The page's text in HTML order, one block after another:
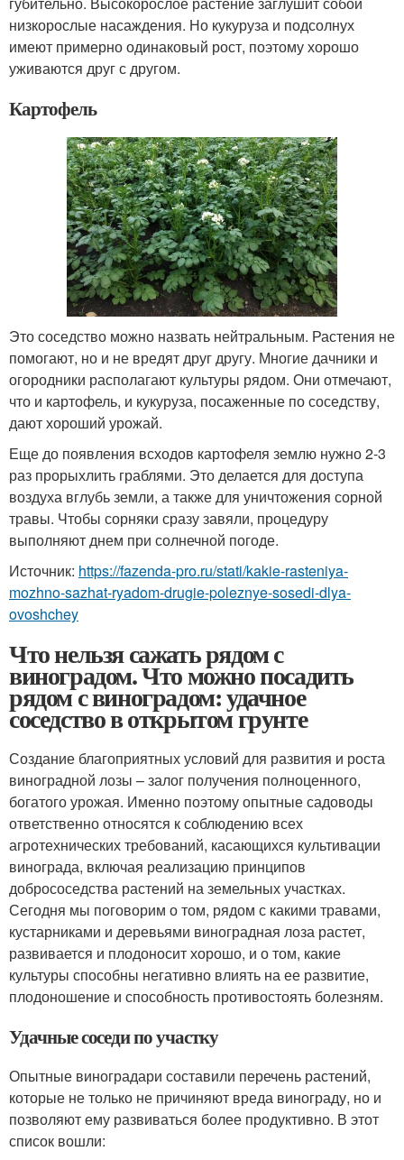
низкорослые насаждения. Но кукуруза и подсолнух
имеют примерно одинаковый рост, поэтому хорошо
уживаются друг с другом.
Картофель
Это соседство можно назвать нейтральным. Растения не
помогают, но и не вредят друг другу. Многие дачники и
огородники располагают культуры рядом. Они отмечают,
что и картофель, и кукуруза, посаженные по соседству,
дают хороший урожай.
Еще до появления всходов картофеля землю нужно 2-3
раз прорыхлить граблями. Это делается для доступа
воздуха вглубь земли, а также для уничтожения сорной
травы. Чтобы сорняки сразу завяли, процедуру
выполняют днем при солнечной погоде.
Источник: https://fazenda-pro.ru/stati/kakie-rasteniya-
mozhno-sazhat-ryadom-drugie-poleznye-sosedi-dlya-
ovoshchey
Что нельзя сажать рядом с
виноградом. Что можно посадить
рядом с виноградом: удачное
соседство в открытом грунте
Создание благоприятных условий для развития и роста
виноградной лозы – залог получения полноценного,
богатого урожая. Именно поэтому опытные садоводы
ответственно относятся к соблюдению всех
агротехнических требований, касающихся культивации
винограда, включая реализацию принципов
добрососедства растений на земельных участках.
Сегодня мы поговорим о том, рядом с какими травами,
кустарниками и деревьями виноградная лоза растет,
развивается и плодоносит хорошо, и о том, какие
культуры способны негативно влиять на ее развитие,
плодоношение и способность противостоять болезням.
Удачные соседи по участку
Опытные виноградари составили перечень растений,
которые не только не причиняют вреда винограду, но и
позволяют ему развиваться более продуктивно. В этот
список вошли: